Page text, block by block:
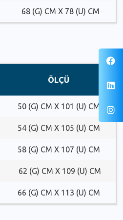
68 (G) CM X 78 (U) CM
ÖLÇÜ
50 (G) CM X 101 (U) CM
54 (G) CM X 105 (U) CM
58 (G) CM X 107 (U) CM
62 (G) CM X 109 (U) CM
66 (G) CM X 113 (U) CM